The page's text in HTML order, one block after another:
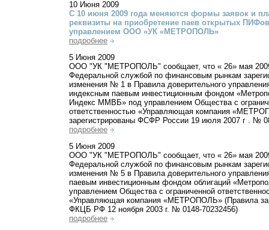
10 Июня 2009
С 10 июня 2009 года меняются формы заявок и
реквизиты на приобретение паев открытых
управлением ООО «УК «МЕТРОПОЛЬ»
подробнее
5 Июня 2009
ООО "УК "МЕТРОПОЛЬ" сообщает, что « 26» мая
Федеральной службой по финансовым рынкам
изменения № 1 в Правила доверительного
индексным паевым инвестиционным фондом
Индекс ММВБ» под управлением Общества с
ответственностью «Управляющая компания
зарегистрированы ФСФР России 19 июля 2007 г . №
подробнее
5 Июня 2009
ООО "УК "МЕТРОПОЛЬ" сообщает, что « 26» мая
Федеральной службой по финансовым рынкам
изменения № 5 в Правила доверительного
паевым инвестиционным фондом облигаций
управлением Общества с ограниченной
«Управляющая компания «МЕТРОПОЛЬ» (Правила
ФКЦБ РФ 12 ноября 2003 г. № 0148-70232456)
подробнее